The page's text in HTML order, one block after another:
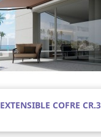
EXTENSIBLE COFRE CR.3